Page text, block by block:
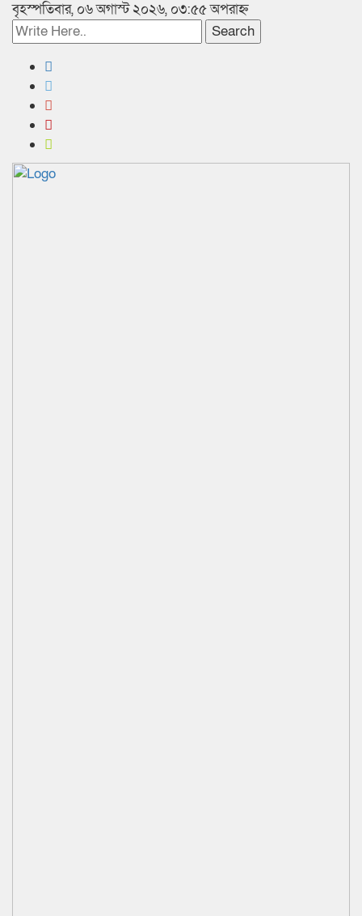
বৃহস্পতিবার, ০৬ অগাস্ট ২০২৬, ০৩:৫৫ অপরাহ্ন
Search